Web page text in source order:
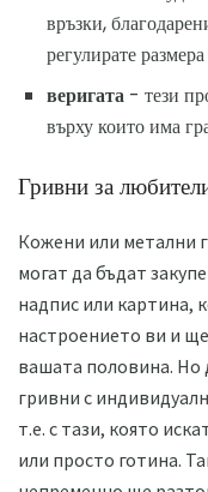
връзки,
регулирате
веригата - тези
върху които има
Гривни за
Кожени или метални
могат да бъдат
надпис или картина,
настроението ви и
вашата половина. Но
гривни с
т.е. с тази, която
или просто готина.